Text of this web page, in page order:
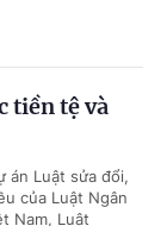
tiền tệ và
án Luật sửa đổi,
của Luật Ngân
Nam, Luật